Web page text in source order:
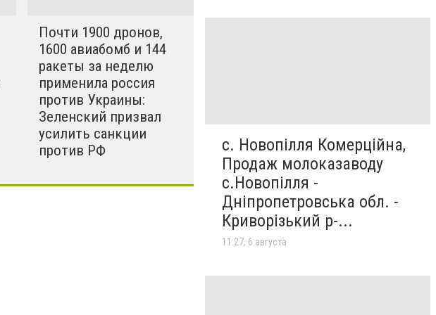
Почти 1900 дронов,
1600 авиабомб и 144
ракеты за неделю
применила россия
против Украины:
Зеленский призвал
усилить санкции
против РФ
с. Новопілля Комерційна,
Продаж молоказаводу
с.Новопілля -
Дніпропетровська обл. -
Криворізький р-...
11:27, 6 августа